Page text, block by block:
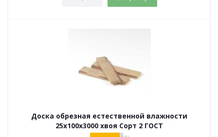
Доска обрезная естественной влажности
25х100х3000 хвоя Сорт 2 ГОСТ